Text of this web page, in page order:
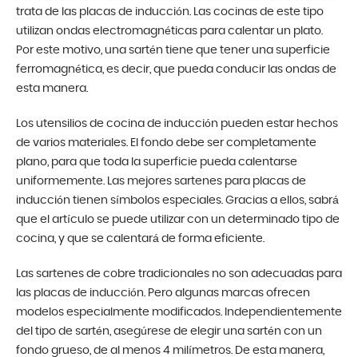
trata de las placas de inducción. Las cocinas de este tipo
utilizan ondas electromagnéticas para calentar un plato.
Por este motivo, una sartén tiene que tener una superficie
ferromagnética, es decir, que pueda conducir las ondas de
esta manera.
Los utensilios de cocina de inducción pueden estar hechos
de varios materiales. El fondo debe ser completamente
plano, para que toda la superficie pueda calentarse
uniformemente. Las mejores sartenes para placas de
inducción tienen símbolos especiales. Gracias a ellos, sabrá
que el artículo se puede utilizar con un determinado tipo de
cocina, y que se calentará de forma eficiente.
Las sartenes de cobre tradicionales no son adecuadas para
las placas de inducción. Pero algunas marcas ofrecen
modelos especialmente modificados. Independientemente
del tipo de sartén, asegúrese de elegir una sartén con un
fondo grueso, de al menos 4 milímetros. De esta manera,